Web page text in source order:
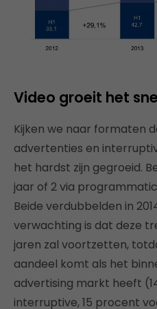
Video groeit het
Kijken we naar formaten
advertenties en
het hardst zijn gegroeid.
jaar of 2 via
Beide verdubbelden in
verwachting is dat deze
jaren zal voortzetten,
aandeel komt als het
advertising markt heeft
interruptive, 15 procent